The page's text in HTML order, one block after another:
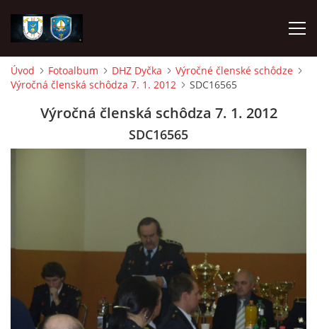
ÚVOD
FOTOALBUM
Úvod Fotoalbum DHZ Dyčka
Výročné členské schôdze
Výročná členská schôdza 7. 1. 2012
SDC16565
Výročná členská schôdza 7. 1. 2012
SDC16565